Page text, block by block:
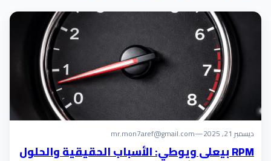
ديسمبر 21, 2025 —
mr.mon7aref@gmail.com
RPM بيعلى ويوطي: الأسباب الحقيقية والحلول